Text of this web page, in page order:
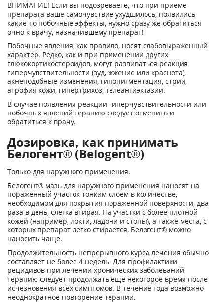
ВНИМАНИЕ! Если вы подозреваете, что при приеме
препарата ваше самочувствие ухудшилось, появились
какие-то побочные эффекты, нужно сразу же обратиться
очно к врачу, назначившему препарат!
Побочные явления, как правило, носят слабовыраженный
характер. Редко, как и при применении других
глюкокортикостероидов, могут развиваться реакция
гиперчувствительности (зуд, жжение или краснота),
акнеподобные изменения, гипопигментация, стрии,
атрофия кожи, гипертрихоз, телеангиэктазии.
В случае появления реакции гиперчувствительности или
побочных явлений терапию следует отменить и
обратиться к врачу.
Дозировка, как принимать
Белогент® (Belogent®)
Только для наружного применения.
Белогент® мазь для наружного применения наносят на
пораженный участок тонким слоем в количестве,
необходимом для покрытия пораженной поверхности, два
раза в день, слегка втирая. На участки с более плотной
кожей (например, локти, ладони и стопы), а также места, с
которых препарат легко стирается, Белогент® можно
наносить чаще.
Продолжительность непрерывного курса лечения обычно
составляет не более 4 недель. Для профилактики
рецидивов при лечении хронических заболеваний
терапию следует продолжать еще некоторое время после
исчезновения всех симптомов. В течение года возможно
неоднократное повторение терапии.